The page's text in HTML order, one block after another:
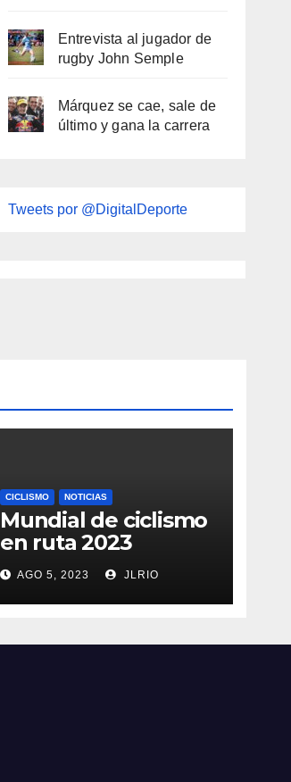
Entrevista al jugador de
rugby John Semple
Márquez se cae, sale de
último y gana la carrera
Tweets por @DigitalDeporte
CICLISMO NOTICIAS
Mundial de ciclismo
en ruta 2023
AGO 5, 2023 JLRIO